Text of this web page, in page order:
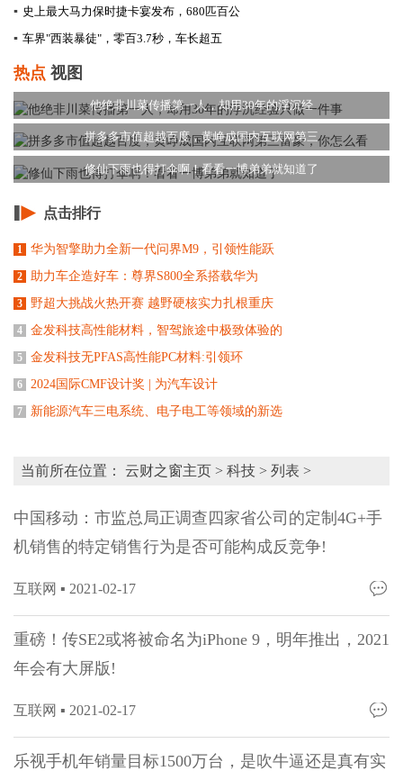
▪ 史上最大马力保时捷卡宴发布，680匹百公
▪ 车界"西装暴徒"，零百3.7秒，车长超五
热点 视图
他绝非川菜传播第一人，却用30年的浮沉经
拼多多市值超越百度，黄峥成国内互联网第三
修仙下雨也得打伞啊！看看一博弟弟就知道了
点击排行
1 华为智擎助力全新一代问界M9，引领性能跃
2 助力车企造好车：尊界S800全系搭载华为
3 野超大挑战火热开赛 越野硬核实力扎根重庆
4 金发科技高性能材料，智驾旅途中极致体验的
5 金发科技无PFAS高性能PC材料:引领环
6 2024国际CMF设计奖 | 为汽车设计
7 新能源汽车三电系统、电子电工等领域的新选
当前所在位置： 云财之窗主页 > 科技 > 列表 >
中国移动：市监总局正调查四家省公司的定制4G+手
机销售的特定销售行为是否可能构成反竞争!
互联网 ▪ 2021-02-17
重磅！传SE2或将被命名为iPhone 9，明年推出，2021
年会有大屏版!
互联网 ▪ 2021-02-17
乐视手机年销量目标1500万台，是吹牛逼还是真有实